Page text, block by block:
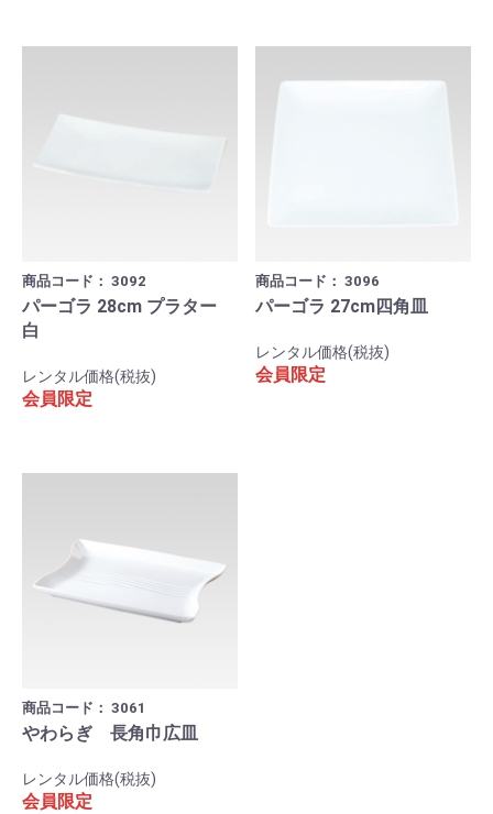
商品コード： 3092
パーゴラ 28cm プラター
白
レンタル価格(税抜)
会員限定
商品コード： 3096
パーゴラ 27cm四角皿
レンタル価格(税抜)
会員限定
商品コード： 3061
やわらぎ 長角巾広皿
レンタル価格(税抜)
会員限定